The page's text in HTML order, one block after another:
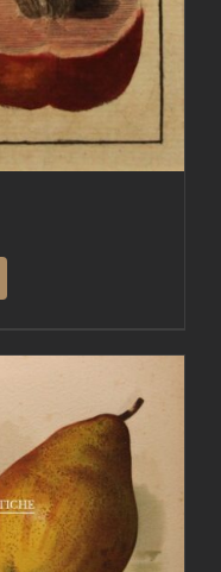
/ DETTAGLI